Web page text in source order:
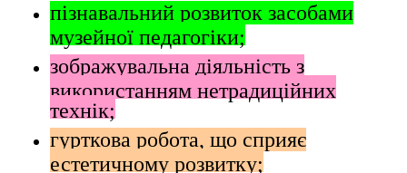
пізнавальний розвиток засобами
музейної педагогіки;
зображувальна діяльність з
використанням нетрадиційних
технік;
гурткова робота, що сприяє
естетичному розвитку;